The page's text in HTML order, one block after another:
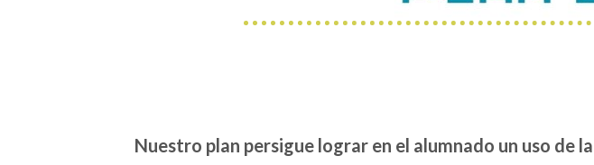
Nuestro plan persigue lograr en el alumnado un uso de la